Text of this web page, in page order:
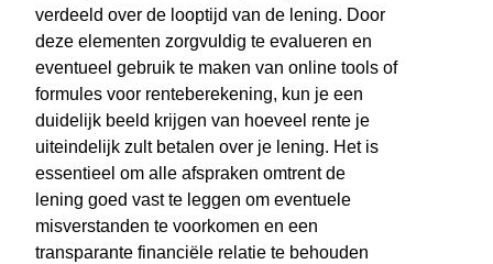
verdeeld over de looptijd van de lening. Door
deze elementen zorgvuldig te evalueren en
eventueel gebruik te maken van online tools of
formules voor renteberekening, kun je een
duidelijk beeld krijgen van hoeveel rente je
uiteindelijk zult betalen over je lening. Het is
essentieel om alle afspraken omtrent de
lening goed vast te leggen om eventuele
misverstanden te voorkomen en een
transparante financiële relatie te behouden